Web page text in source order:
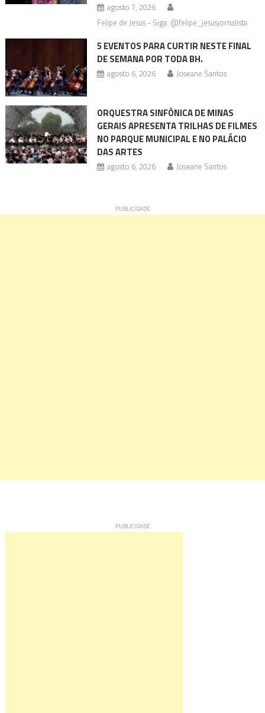
agosto 7, 2026
Felipe de Jesus - Siga: @felipe_jesusjornalista
5 EVENTOS PARA CURTIR NESTE FINAL
DE SEMANA POR TODA BH.
agosto 6, 2026 Joseane Santos
ORQUESTRA SINFÔNICA DE MINAS
GERAIS APRESENTA TRILHAS DE FILMES
NO PARQUE MUNICIPAL E NO PALÁCIO
DAS ARTES
agosto 6, 2026 Joseane Santos